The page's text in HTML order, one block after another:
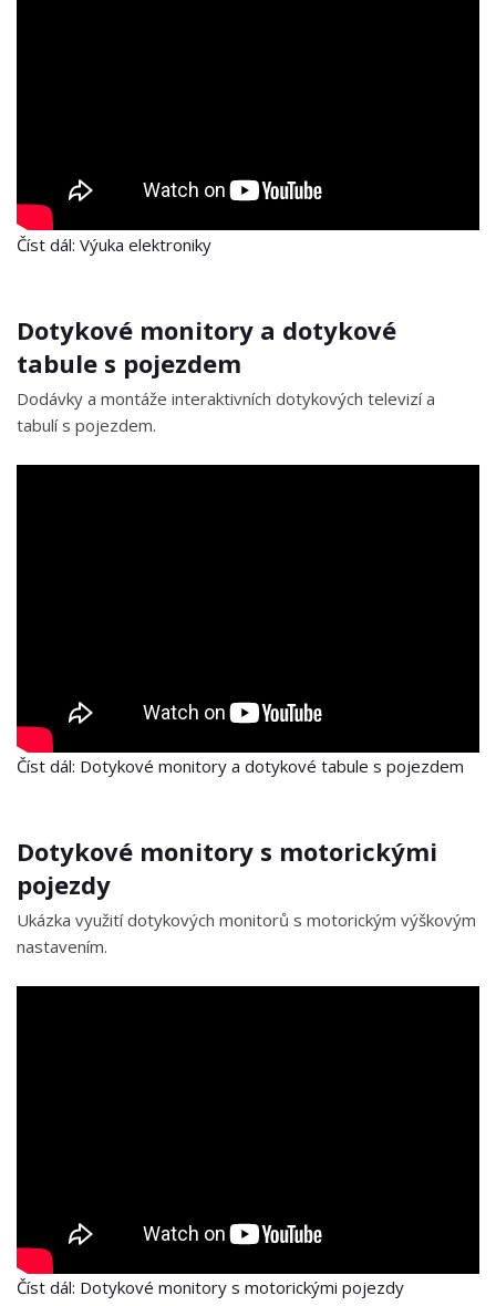
Číst dál: Výuka elektroniky
Dotykové monitory a dotykové
tabule s pojezdem
Dodávky a montáže interaktivních dotykových televizí a
tabulí s pojezdem.
Číst dál: Dotykové monitory a dotykové tabule s pojezdem
Dotykové monitory s motorickými
pojezdy
Ukázka využití dotykových monitorů s motorickým výškovým
nastavením.
Číst dál: Dotykové monitory s motorickými pojezdy